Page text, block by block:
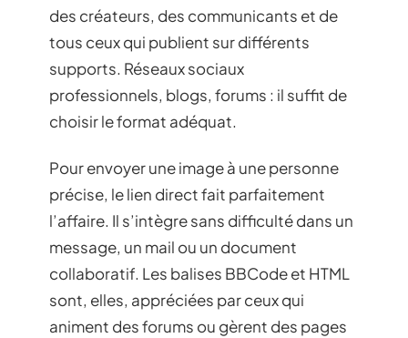
des créateurs, des communicants et de
tous ceux qui publient sur différents
supports. Réseaux sociaux
professionnels, blogs, forums : il suffit de
choisir le format adéquat.
Pour envoyer une image à une personne
précise, le lien direct fait parfaitement
l’affaire. Il s’intègre sans difficulté dans un
message, un mail ou un document
collaboratif. Les balises BBCode et HTML
sont, elles, appréciées par ceux qui
animent des forums ou gèrent des pages